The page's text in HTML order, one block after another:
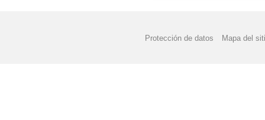
Protección de datos Mapa del